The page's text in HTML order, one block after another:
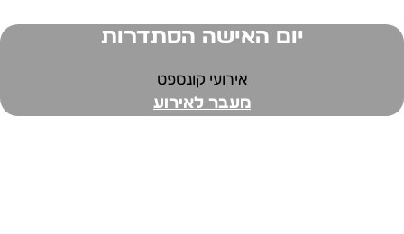
יום האישה הסתדרות
אירועי קונספט
מעבר לאירוע